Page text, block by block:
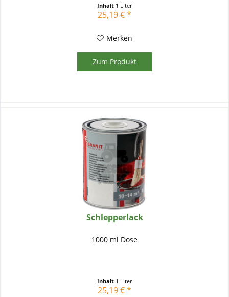
Inhalt 1 Liter
25,19 € *
Merken
Zum Produkt
Schlepperlack
1000 ml Dose
Inhalt 1 Liter
25,19 € *